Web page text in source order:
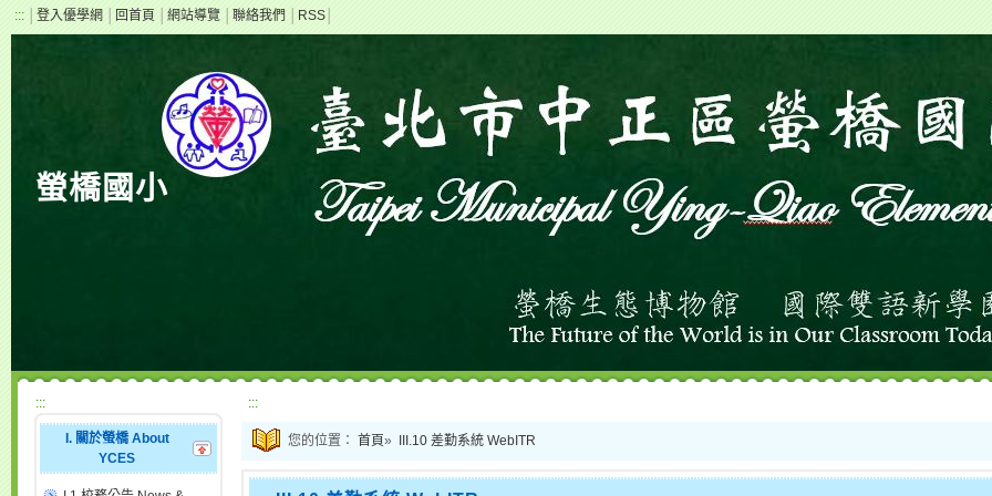
::: 登入優學網 回首頁 網站導覽 聯絡我們 RSS
螢橋國小
:::
I. 關於螢橋 About
YCES
:::
您的位置： 首頁» III.10 差勤系統 WebITR